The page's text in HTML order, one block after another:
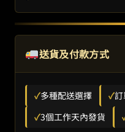
送貨及付款方式
✓多種配送選擇 ✓
✓3個工作天內發貨